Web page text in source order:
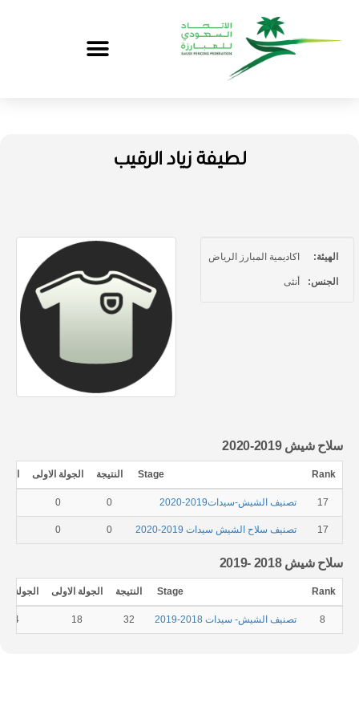
لطيفة زياد الرقيب
الهيئة: اكاديمية المبارز الرياض
الجنس: أنثى
سلاح شيش 2019-2020
Rank
Stage النتيجة الجولة الاولى
17 تصنيف الشيش-سيدات2019-2020 0
0
17 تصنيف سلاح الشيش سيدات 2019-2020 0
0
سلاح شيش 2018 -2019
Rank
Stage النتيجة الجولة الاولى الجولة
8 تصنيف الشيش- سيدات 2018-2019 32
18
14